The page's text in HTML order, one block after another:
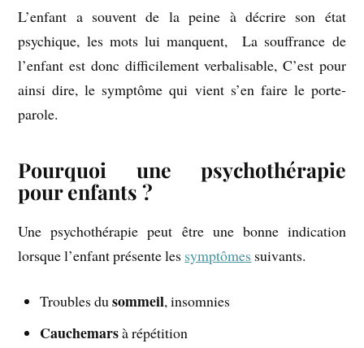
L’enfant a souvent de la peine à décrire son état
psychique, les mots lui manquent, La souffrance de
l’enfant est donc difficilement verbalisable, C’est pour
ainsi dire, le symptôme qui vient s’en faire le porte-
parole.
Pourquoi une psychothérapie
pour enfants ?
Une psychothérapie peut être une bonne indication
lorsque l’enfant présente les symptômes suivants.
Troubles dusommeil, insomnies
Cauchemarsà répétition